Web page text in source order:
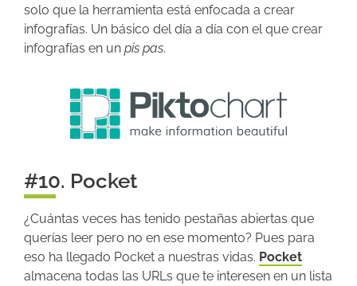
solo que la herramienta está enfocada a crear
infografías. Un básico del día a día con el que crear
infografías en un pis pas.
#10. Pocket
¿Cuántas veces has tenido pestañas abiertas que
querías leer pero no en ese momento? Pues para
eso ha llegado Pocket a nuestras vidas. Pocket
almacena todas las URLs que te interesen en un lista